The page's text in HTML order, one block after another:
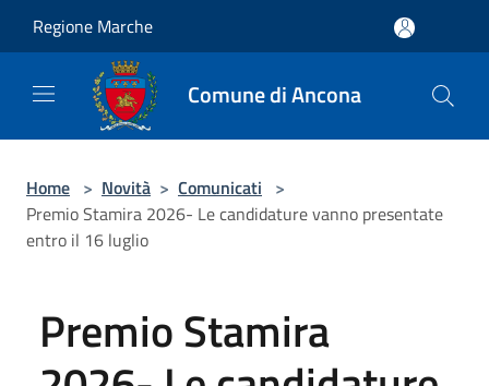
Regione Marche
Comune di Ancona
Home > Novità > Comunicati >
Premio Stamira 2026- Le candidature vanno presentate
entro il 16 luglio
Premio Stamira